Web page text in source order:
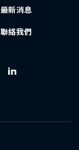
最新消息
聯絡我們